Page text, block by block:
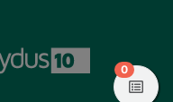
0items in